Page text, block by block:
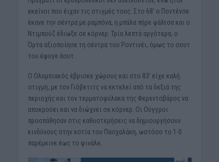
εκείνοι που έιχαν τις στιγμές τους. Στο 68′ ο Ποντένσε
έκανε την σέντρα με ραμπόνα, η μπάλα πήρε φάλτσα και ο
Ντιμπούζ έδιωξε σε κόρνερ. Τρία λεπτά αργότερα, ο
Όρτα αξιοποίησε τη σέντρα του Ροντινέι, όμως το σουτ
του έφυγε άουτ.
Ο Ολυμπιακός έβρισκε χώρους και στο 83′ είχε καλή
στιγμή, με τον Γιόβετιτς να εκτελεί από τα δεξιά της
περιοχής και τον τερματοφύλακα της Φερεντσβάρος να
αποκρούει και να διώχνει σε κόρνερ. Οι Ούγγροι
προσπάθησαν στις καθυστερήσεις να δημιουργήσουν
κινδύνους στην εστία του Πασχαλάκη, ωστόσο το 1-0
παρέμεινε έως το φινάλε.